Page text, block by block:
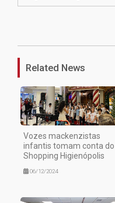
Related News
Vozes mackenzistas
infantis tomam conta do
Shopping Higienópolis
06/12/2024